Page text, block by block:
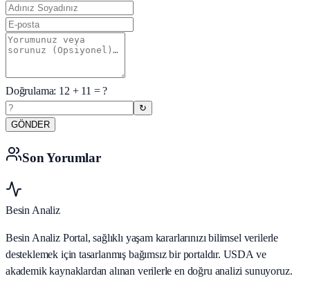
Doğrulama: 12+ 11 = ?
↻
GÖNDER
Son Yorumlar
Besin Analiz
Besin Analiz Portal, sağlıklı yaşam kararlarınızı bilimsel verilerle
desteklemek için tasarlanmış bağımsız bir portaldır. USDA ve
akademik kaynaklardan alınan verilerle en doğru analizi sunuyoruz.